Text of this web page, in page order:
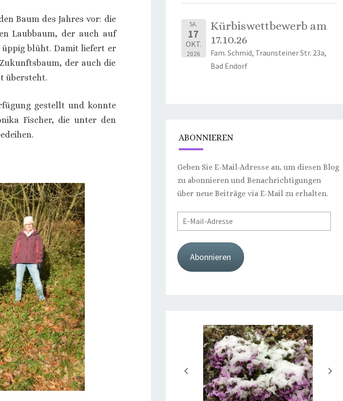
Baum des Jahres vor: die
Laubbaum, der auch auf
üppig blüht. Damit liefert er
der auch die
übersteht.
gestellt und konnte
Fischer, die unter den
SA.
17
OKT.
2026
Kürbiswettbewerb am
17.10.26
Fam. Schmid, Traunsteiner Str. 23a,
Bad Endorf
ABONNIEREN
Geben Sie E-Mail-Adresse an, um diesen Blog
zu abonnieren und Benachrichtigungen
über neue Beiträge via E-Mail zu erhalten.
E-
Mail-
Adresse
Abonnieren